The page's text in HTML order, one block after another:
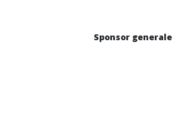
Sponsor generale